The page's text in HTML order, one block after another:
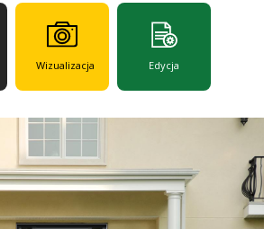
Wizualizacja Edycja